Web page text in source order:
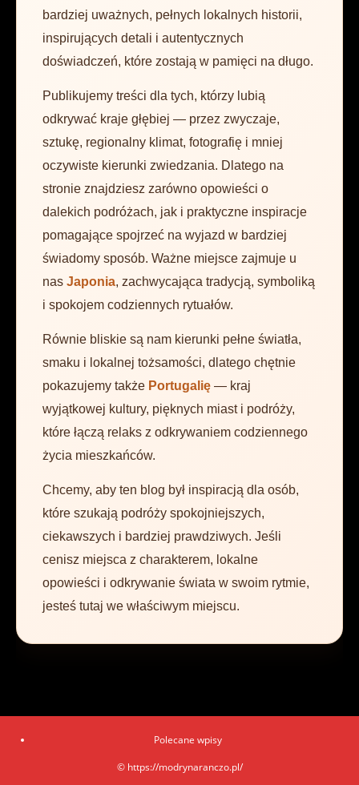
bardziej uważnych, pełnych lokalnych historii,
inspirujących detali i autentycznych
doświadczeń, które zostają w pamięci na długo.
Publikujemy treści dla tych, którzy lubią
odkrywać kraje głębiej — przez zwyczaje,
sztukę, regionalny klimat, fotografię i mniej
oczywiste kierunki zwiedzania. Dlatego na
stronie znajdziesz zarówno opowieści o
dalekich podróżach, jak i praktyczne inspiracje
pomagające spojrzeć na wyjazd w bardziej
świadomy sposób. Ważne miejsce zajmuje u
nas Japonia, zachwycająca tradycją, symboliką
i spokojem codziennych rytuałów.
Równie bliskie są nam kierunki pełne światła,
smaku i lokalnej tożsamości, dlatego chętnie
pokazujemy także Portugalię — kraj
wyjątkowej kultury, pięknych miast i podróży,
które łączą relaks z odkrywaniem codziennego
życia mieszkańców.
Chcemy, aby ten blog był inspiracją dla osób,
które szukają podróży spokojniejszych,
ciekawszych i bardziej prawdziwych. Jeśli
cenisz miejsca z charakterem, lokalne
opowieści i odkrywanie świata w swoim rytmie,
jesteś tutaj we właściwym miejscu.
Polecane wpisy
© https://modrynaranczo.pl/